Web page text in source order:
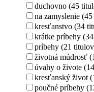
duchovno (45
na zamyslenie
kresťanstvo (34
krátke príbehy
príbehy (21
životná múdrosť
úvahy o živote
kresťanský život
poučné príbehy